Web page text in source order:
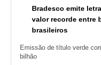
Bradesco emite
valor recorde entre
brasileiros
Emissão de título verde
bilhão